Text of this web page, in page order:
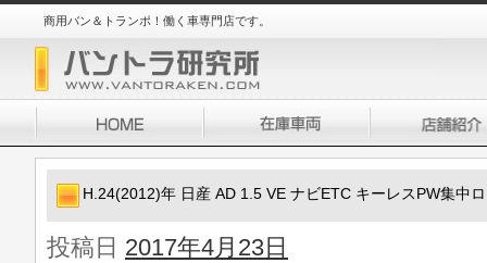
商用バン＆トランポ！働く車専門店です。
H.24(2012)年 日産 AD 1.5 VE ナビETC キーレスPW集中
投稿日 2017年4月23日